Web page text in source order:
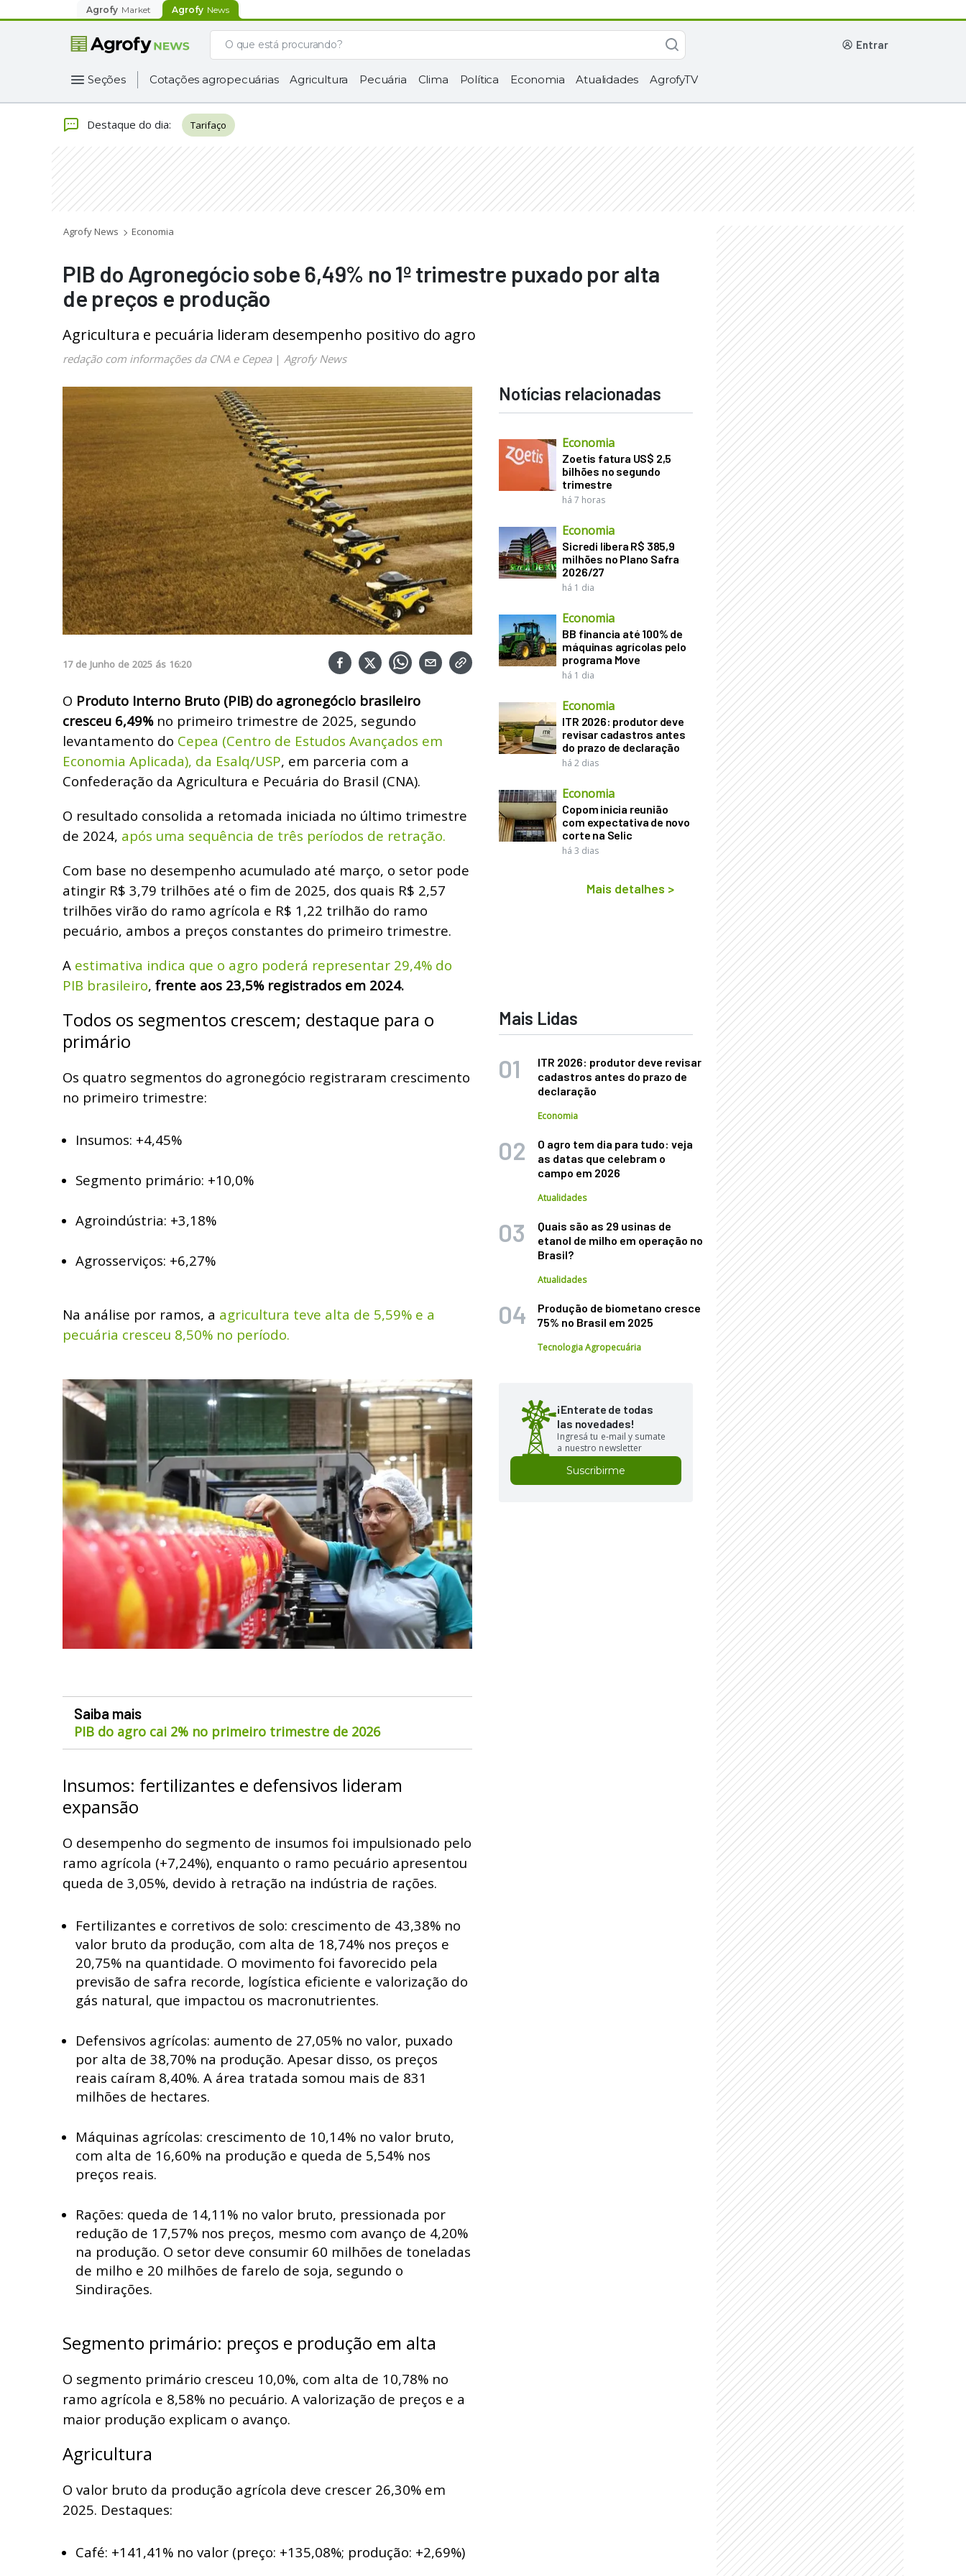
Agrofy Market Agrofy News
entrar
Seções Cotações agropecuárias Agricultura Pecuária Clima Política Economia Atualidades AgrofyTV
Destaque do dia: Tarifaço
Agrofy News Economia
PIB do Agronegócio sobe 6,49% no 1º trimestre puxado por alta
de preços e produção
Agricultura e pecuária lideram desempenho positivo do agro
redação com informações da CNA e Cepea| Agrofy News
17 de Junho de 2025 ás 16:20
O Produto Interno Bruto (PIB) do agronegócio brasileiro
cresceu 6,49%no primeiro trimestre de 2025, segundo
levantamento do Cepea (Centro de Estudos Avançados em
Economia Aplicada), da Esalq/USP, em parceria com a
Confederação da Agricultura e Pecuária do Brasil (CNA).
O resultado consolida a retomada iniciada no último trimestre
de 2024, após uma sequência de três períodos de retração.
Com base no desempenho acumulado até março, o setor pode
atingir R$ 3,79 trilhões até o fim de 2025, dos quais R$ 2,57
trilhões virão do ramo agrícola e R$ 1,22 trilhão do ramo
pecuário, ambos a preços constantes do primeiro trimestre.
A estimativa indica que o agro poderá representar 29,4% do
PIB brasileiro, frente aos 23,5% registrados em 2024.
Todos os segmentos crescem; destaque para o
primário
Os quatro segmentos do agronegócio registraram crescimento
no primeiro trimestre:
Insumos: +4,45%
Segmento primário: +10,0%
Agroindústria: +3,18%
Agrosserviços: +6,27%
Na análise por ramos, a agricultura teve alta de 5,59% e a
pecuária cresceu 8,50% no período.
Saiba mais
PIB do agro cai 2% no primeiro trimestre de 2026
Insumos: fertilizantes e defensivos lideram
expansão
O desempenho do segmento de insumos foi impulsionado pelo
ramo agrícola (+7,24%), enquanto o ramo pecuário apresentou
queda de 3,05%, devido à retração na indústria de rações.
Fertilizantes e corretivos de solo: crescimento de 43,38% no
valor bruto da produção, com alta de 18,74% nos preços e
20,75% na quantidade. O movimento foi favorecido pela
previsão de safra recorde, logística eficiente e valorização do
gás natural, que impactou os macronutrientes.
Defensivos agrícolas: aumento de 27,05% no valor, puxado
por alta de 38,70% na produção. Apesar disso, os preços
reais caíram 8,40%. A área tratada somou mais de 831
milhões de hectares.
Máquinas agrícolas: crescimento de 10,14% no valor bruto,
com alta de 16,60% na produção e queda de 5,54% nos
preços reais.
Rações: queda de 14,11% no valor bruto, pressionada por
redução de 17,57% nos preços, mesmo com avanço de 4,20%
na produção. O setor deve consumir 60 milhões de toneladas
de milho e 20 milhões de farelo de soja, segundo o
Sindirações.
Segmento primário: preços e produção em alta
O segmento primário cresceu 10,0%, com alta de 10,78% no
ramo agrícola e 8,58% no pecuário. A valorização de preços e a
maior produção explicam o avanço.
Agricultura
O valor bruto da produção agrícola deve crescer 26,30% em
2025. Destaques:
Café: +141,41% no valor (preço: +135,08%; produção: +2,69%)
Notícias relacionadas
Economia
Zoetis fatura US$ 2,5
bilhões no segundo
trimestre
há 7 horas
Economia
Sicredi libera R$ 385,9
milhões no Plano Safra
2026/27
há 1 dia
Economia
BB financia até 100% de
máquinas agrícolas pelo
programa Move
há 1 dia
Economia
ITR 2026: produtor deve
revisar cadastros antes
do prazo de declaração
há 2 dias
Economia
Copom inicia reunião
com expectativa de novo
corte na Selic
há 3 dias
Mais detalhes >
Mais Lidas
ITR 2026: produtor deve revisar
cadastros antes do prazo de
declaração
Economia
O agro tem dia para tudo: veja
as datas que celebram o
campo em 2026
Atualidades
Quais são as 29 usinas de
etanol de milho em operação no
Brasil?
Atualidades
Produção de biometano cresce
75% no Brasil em 2025
Tecnologia Agropecuária
¡Enterate de todas
las novedades!
Ingresá tu e-mail y sumate
a nuestro newsletter
Suscribirme